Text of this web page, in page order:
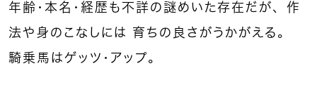
年齢・本名・経歴も不詳の謎めいた存在だが、作
法や身のこなしには 育ちの良さがうかがえる。
騎乗馬はゲッツ・アップ。